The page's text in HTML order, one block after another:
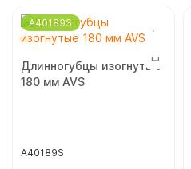
A40189S
Длинногубцы изогнутые
180 мм AVS
A40189S